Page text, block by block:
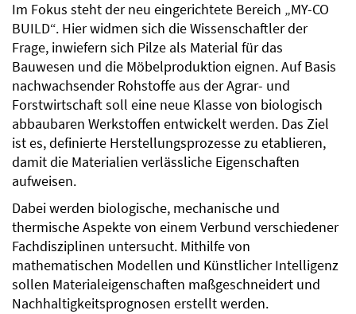
Im Fokus steht der neu eingerichtete Bereich „MY-CO
BUILD“. Hier widmen sich die Wissenschaftler der
Frage, inwiefern sich Pilze als Material für das
Bauwesen und die Möbelproduktion eignen. Auf Basis
nachwachsender Rohstoffe aus der Agrar- und
Forstwirtschaft soll eine neue Klasse von biologisch
abbaubaren Werkstoffen entwickelt werden. Das Ziel
ist es, definierte Herstellungsprozesse zu etablieren,
damit die Materialien verlässliche Eigenschaften
aufweisen.
Dabei werden biologische, mechanische und
thermische Aspekte von einem Verbund verschiedener
Fachdisziplinen untersucht. Mithilfe von
mathematischen Modellen und Künstlicher Intelligenz
sollen Materialeigenschaften maßgeschneidert und
Nachhaltigkeitsprognosen erstellt werden.